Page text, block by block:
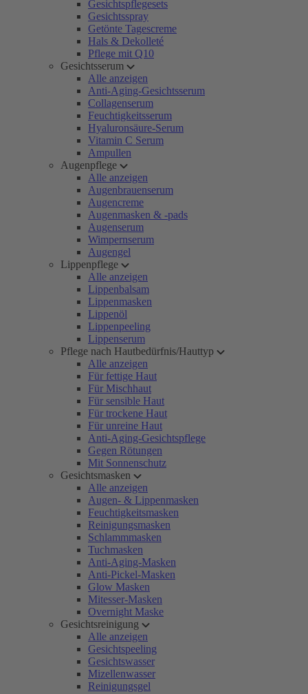
Gesichtspflegesets
Gesichtsspray
Getönte Tagescreme
Hals & Dekolleté
Pflege mit Q10
Gesichtsserum
Alle anzeigen
Anti-Aging-Gesichtsserum
Collagenserum
Feuchtigkeitsserum
Hyaluronsäure-Serum
Vitamin C Serum
Ampullen
Augenpflege
Alle anzeigen
Augenbrauenserum
Augencreme
Augenmasken & -pads
Augenserum
Wimpernserum
Augengel
Lippenpflege
Alle anzeigen
Lippenbalsam
Lippenmasken
Lippenöl
Lippenpeeling
Lippenserum
Pflege nach Hautbedürfnis/Hauttyp
Alle anzeigen
Für fettige Haut
Für Mischhaut
Für sensible Haut
Für trockene Haut
Für unreine Haut
Anti-Aging-Gesichtspflege
Gegen Rötungen
Mit Sonnenschutz
Gesichtsmasken
Alle anzeigen
Augen- & Lippenmasken
Feuchtigkeitsmasken
Reinigungsmasken
Schlammmasken
Tuchmasken
Anti-Aging-Masken
Anti-Pickel-Masken
Glow Masken
Mitesser-Masken
Overnight Maske
Gesichtsreinigung
Alle anzeigen
Gesichtspeeling
Gesichtswasser
Mizellenwasser
Reinigungsgel